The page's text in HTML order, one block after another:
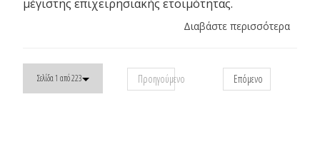
μέγιστης επιχειρησιακής ετοιμότητας.
Διαβάστε περισσότερα
Σελίδα 1 από 223 Προηγούμενο Επόμενο